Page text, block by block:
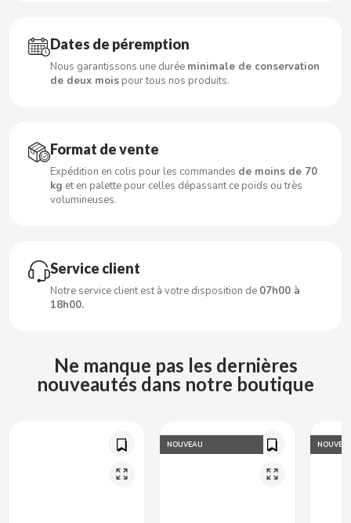
CHUPA CHUPS
CLIPPER
CODAN
COLA CAO
CONGUITOS
COOKIE POP & CANDY POP
Dates de péremption
Nous garantissons une durée minimale de conservation
de deux mois pour tous nos produits.
Format de vente
Expédition en colis pour les commandes de moins de 70
kg et en palette pour celles dépassant ce poids ou très
volumineuses.
Service client
Notre service client est à votre disposition de 07h00 à
18h00.
Ne manque pas les dernières
nouveautés dans notre boutique
NOUVEAU